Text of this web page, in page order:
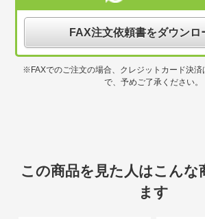
FAX注文依頼書をダウンロ
※FAXでのご注文の場合、クレジットカード決済
で、予めご了承ください。
この商品を見た人はこんな
ます